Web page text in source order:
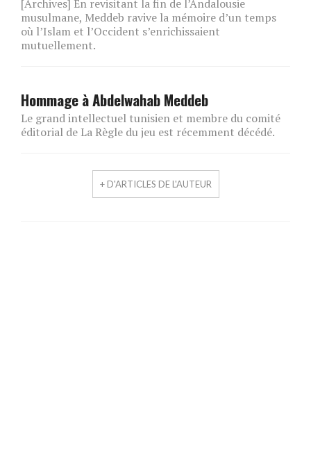
[Archives] En revisitant la fin de l’Andalousie
musulmane, Meddeb ravive la mémoire d’un temps
où l’Islam et l’Occident s’enrichissaient
mutuellement.
Hommage à Abdelwahab Meddeb
Le grand intellectuel tunisien et membre du comité
éditorial de La Règle du jeu est récemment décédé.
+ D'ARTICLES DE L'AUTEUR